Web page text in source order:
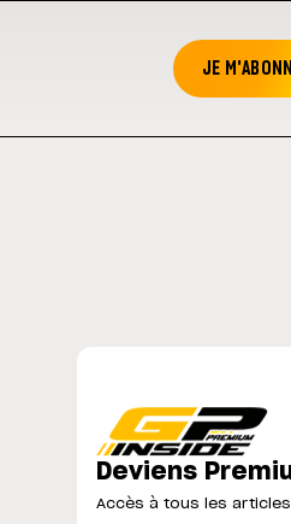
JE
Deviens
Accès à tous les